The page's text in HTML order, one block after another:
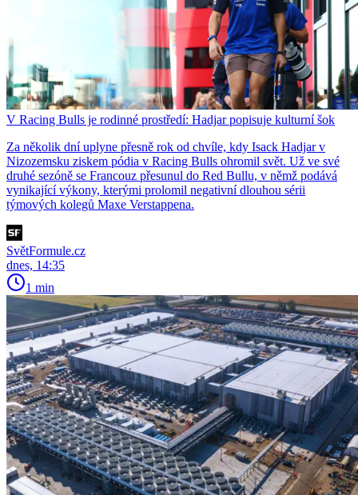
V Racing Bulls je rodinné prostředí: Hadjar popisuje kulturní šok
Za několik dní uplyne přesně rok od chvíle, kdy Isack Hadjar v
Nizozemsku ziskem pódia v Racing Bulls ohromil svět. Už ve své
druhé sezóně se Francouz přesunul do Red Bullu, v němž podává
vynikající výkony, kterými prolomil negativní dlouhou sérii
týmových kolegů Maxe Verstappena.
SvětFormule.cz
dnes, 14:35
1 min